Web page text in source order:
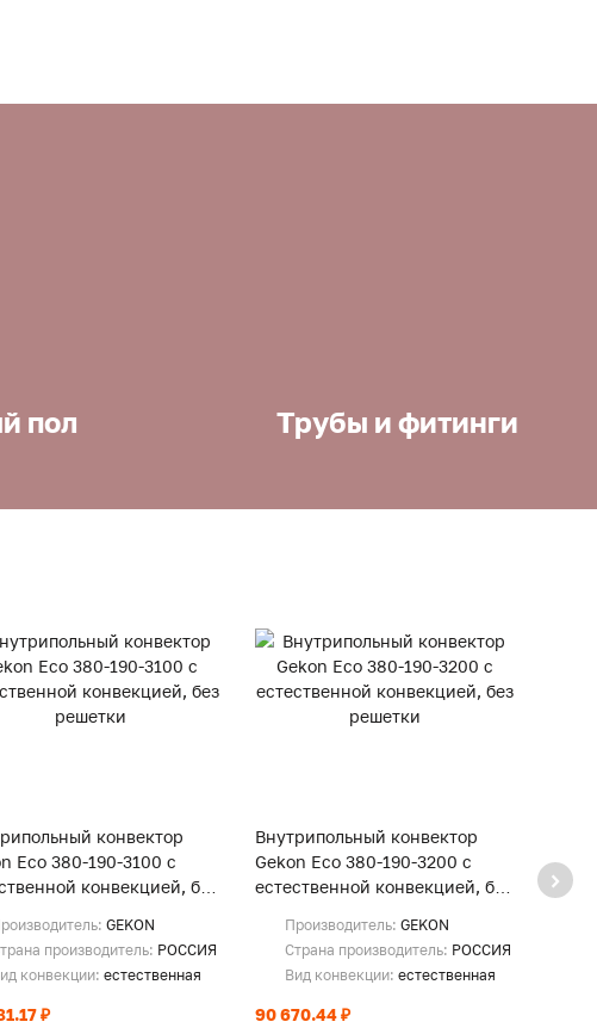
пол Трубы и фитинги
конвектор
Eco 380-190-3100 с
конвекцией, без
GEKON
производитель: РОССИЯ
конвекции:естественная
₽
Внутрипольный конвектор
Gekon Eco 380-190-3200 с
естественной конвекцией, без
Производитель:GEKON
Страна производитель: РОССИЯ
Вид конвекции:естественная
90 670.44 ₽